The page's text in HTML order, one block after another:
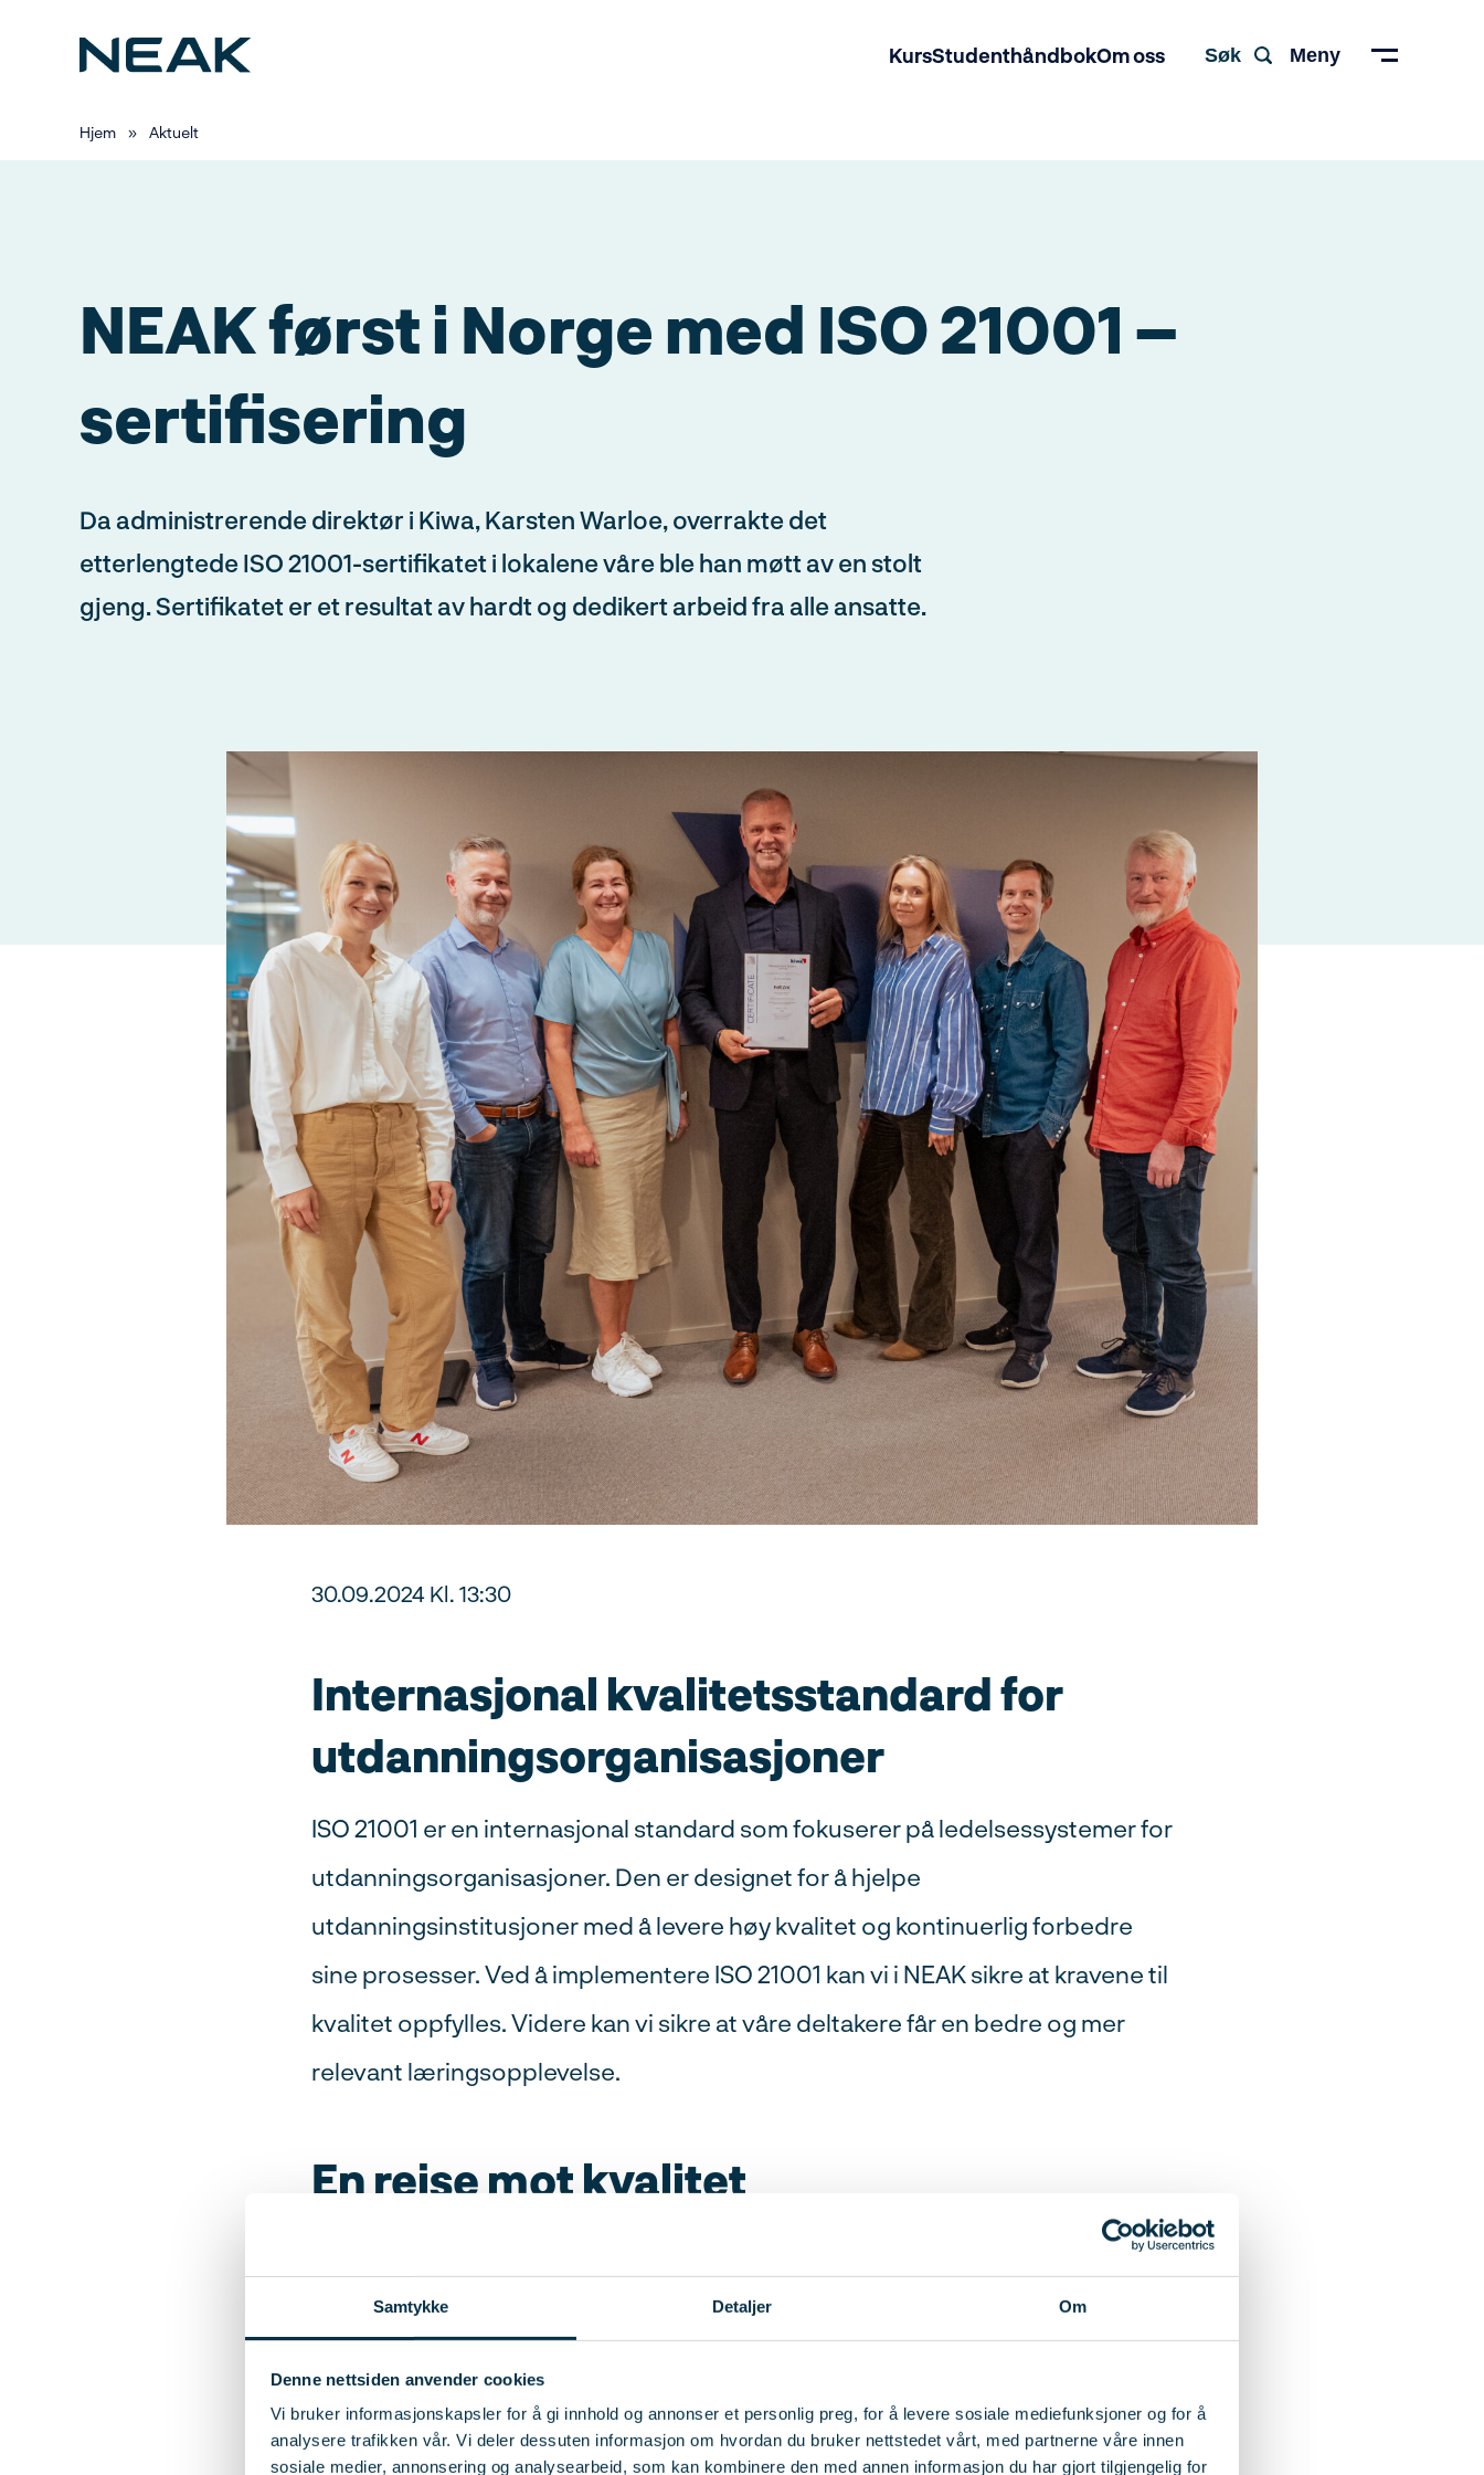
Samtykke Detaljer Om
Denne nettsiden anvender cookies
Vi bruker informasjonskapsler for å gi innhold og annonser et personlig preg, for å levere sosiale mediefunksjoner og for å
analysere trafikken vår. Vi deler dessuten informasjon om hvordan du bruker nettstedet vårt, med partnerne våre innen
sosiale medier, annonsering og analysearbeid, som kan kombinere den med annen informasjon du har gjort tilgjengelig for
hovedinnhold
KursStudenthåndbokOm oss Søk Meny
Hjem » Aktuelt
NEAK først i Norge med ISO 21001 –
sertifisering
Da administrerende direktør i Kiwa, Karsten Warloe, overrakte det
etterlengtede ISO 21001-sertifikatet i lokalene våre ble han møtt av en stolt
gjeng. Sertifikatet er et resultat av hardt og dedikert arbeid fra alle ansatte.
30.09.2024 Kl. 13:30
Internasjonal kvalitetsstandard for
utdanningsorganisasjoner
ISO 21001 er en internasjonal standard som fokuserer på ledelsessystemer for
utdanningsorganisasjoner. Den er designet for å hjelpe
utdanningsinstitusjoner med å levere høy kvalitet og kontinuerlig forbedre
sine prosesser. Ved å implementere ISO 21001 kan vi i NEAK sikre at kravene til
kvalitet oppfylles. Videre kan vi sikre at våre deltakere får en bedre og mer
relevant læringsopplevelse.
En reise mot kvalitet
Som et ledd i å søke om fagskoleakkreditering, hadde vi i NEAK behov for å
etablere et godt ledelsessystem som sikrer kvalitet, effektive løsninger og
krav i leveransen til fremtidige kursdeltakere. En konsulent gjorde oss først
oppmerksom på ISO 21001-standarden og vi kontaktet Kiwa om mulighetene
for å bli sertifisert.